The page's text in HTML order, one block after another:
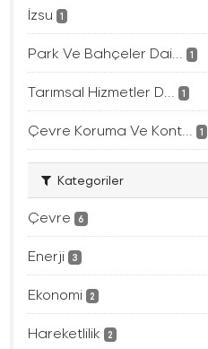
İzsu 1
Park Ve Bahçeler Dai... 1
Tarımsal Hizmetler D... 1
Çevre Koruma Ve Kont... 1
Kategoriler
Çevre 6
Enerji 3
Ekonomi 2
Hareketlilik 2